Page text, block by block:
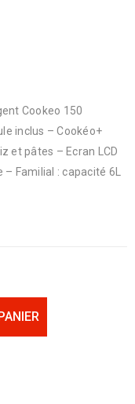
Cookeo 150
inclus – Cookéo+
et pâtes – Ecran LCD
Familial : capacité 6L